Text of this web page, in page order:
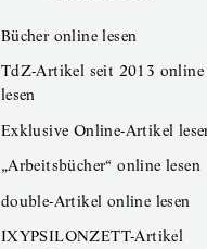
Bücher online lesen
TdZ-Artikel seit 2013 online
lesen
Exklusive Online-Artikel
„Arbeitsbücher“ online lesen
double-Artikel online lesen
IXYPSILONZETT-Artikel